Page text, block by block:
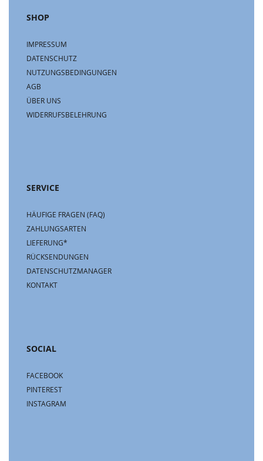
SHOP
IMPRESSUM
DATENSCHUTZ
NUTZUNGSBEDINGUNGEN
AGB
ÜBER UNS
WIDERRUFSBELEHRUNG
SERVICE
HÄUFIGE FRAGEN (FAQ)
ZAHLUNGSARTEN
LIEFERUNG*
RÜCKSENDUNGEN
DATENSCHUTZMANAGER
KONTAKT
SOCIAL
FACEBOOK
PINTEREST
INSTAGRAM